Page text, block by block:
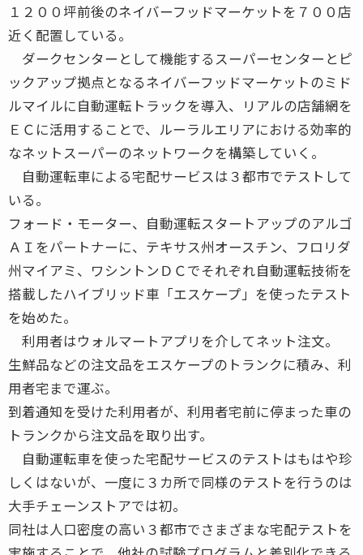
１２００坪前後のネイバーフッドマーケットを７００店
近く配置している。
ダークセンターとして機能するスーパーセンターとピ
ックアップ拠点となるネイバーフッドマーケットのミド
ルマイルに自動運転トラックを導入、リアルの店舗網を
ＥＣに活用することで、ルーラルエリアにおける効率的
なネットスーパーのネットワークを構築していく。
自動運転車による宅配サービスは３都市でテストして
いる。
フォード・モーター、自動運転スタートアップのアルゴ
ＡＩをパートナーに、テキサス州オースチン、フロリダ
州マイアミ、ワシントンＤＣでそれぞれ自動運転技術を
搭載したハイブリッド車「エスケープ」を使ったテスト
を始めた。
利用者はウォルマートアプリを介してネット注文。
生鮮品などの注文品をエスケープのトランクに積み、利
用者宅まで運ぶ。
到着通知を受けた利用者が、利用者宅前に停まった車の
トランクから注文品を取り出す。
自動運転車を使った宅配サービスのテストはもはや珍
しくはないが、一度に３カ所で同様のテストを行うのは
大手チェーンストアでは初。
同社は人口密度の高い３都市でさまざまな宅配テストを